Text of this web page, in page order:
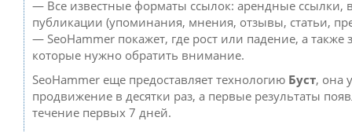
— Все известные форматы ссылок: арендные ссылки,
публикации (упоминания, мнения, отзывы, статьи,
— SeoHammer покажет, где рост или падение, а также
которые нужно обратить внимание.
SeoHammer еще предоставляет технологию Буст, она
продвижение в десятки раз, а первые результаты
течение первых 7 дней.